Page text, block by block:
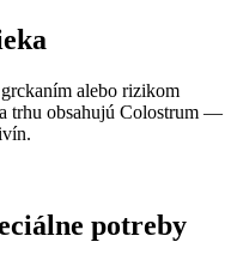
alebo rizikom
trhu obsahujú Colostrum —
potreby